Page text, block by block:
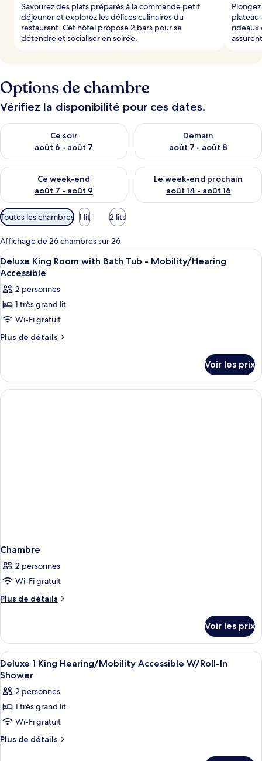
Savourez des plats préparés à la commande petit
déjeuner et explorez les délices culinaires du
restaurant. Cet hôtel propose 2 bars pour se
détendre et socialiser en soirée.
rideaux
Options de chambre
Vérifiez la disponibilité pour ces dates.
Ce soir
août 6 - août 7
Vérifier la disponibilité pour ce soir août 6 - août 7
Demain
août 7 - août 8
Vérifier la disponibilité pour
Ce week-end
août 7 - août 9
Vérifier la disponibilité pour ce week-end août 7 - août 9
Le week-end prochain
août 14 - août 16
Vérifier la disponibilité pour
Filtres
disponibles
pour
les
chambres
Toutes les chambres 1 lit 2 lits
Affichage de 26 chambres sur 26
Afficher
toutes
photos
pour
ce
type
Deluxe
King
Une chambre d’hôtel avec un grand
10
Deluxe King Room with Bath Tub - Mobility/Hearing
Accessible
2 personnes
1 très grand lit
Wi-Fi gratuit
Plus de détails
Plus
le
type
de
Voir les prix
Chambre
2 personnes
Wi-Fi gratuit
Plus de détails
Plus
le
type
de
chambre
Voir les prix
Afficher
toutes
photos
pour
ce
type
Une chambre d’hôtel avec un grand
10
Deluxe 1 King Hearing/Mobility Accessible W/Roll-In
Shower
2 personnes
1 très grand lit
Wi-Fi gratuit
Plus de détails
Plus